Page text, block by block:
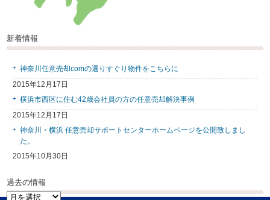
新着情報
神奈川任意売却comの選りすぐり物件をこちらに
2015年12月17日
横浜市西区に住む42歳会社員の方の任意売却解決事例
2015年12月17日
神奈川・横浜 任意売却サポートセンターホームページを公開致しまし
た。
2015年10月30日
過去の情報
過